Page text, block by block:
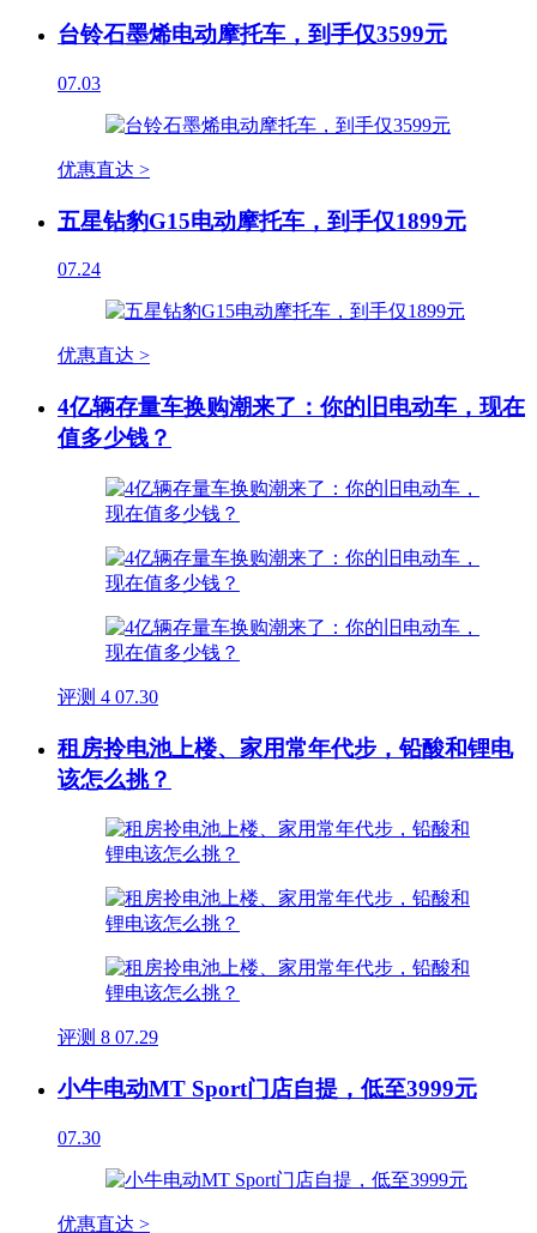
台铃石墨烯电动摩托车，到手仅3599元
07.03
优惠直达 >
五星钻豹G15电动摩托车，到手仅1899元
07.24
优惠直达 >
4亿辆存量车换购潮来了：你的旧电动车，现在
值多少钱？
评测 4 07.30
租房拎电池上楼、家用常年代步，铅酸和锂电
该怎么挑？
评测 8 07.29
小牛电动MT Sport门店自提，低至3999元
07.30
优惠直达 >